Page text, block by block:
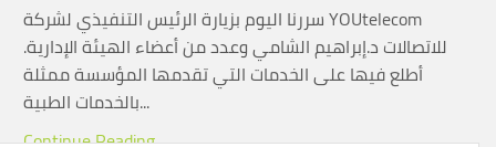
سررنا اليوم بزيارة الرئيس التنفيذي لشركة YOUtelecom
للاتصالات د.إبراهيم الشامي وعدد من أعضاء الهيئة الإدارية.
أطلع فيها على الخدمات التي تقدمها المؤسسة ممثلة
بالخدمات الطبية...
Continue Reading